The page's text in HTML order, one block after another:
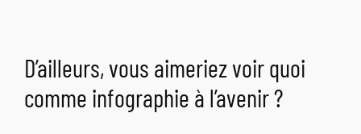
D’ailleurs, vous aimeriez voir quoi
comme infographie à l’avenir ?